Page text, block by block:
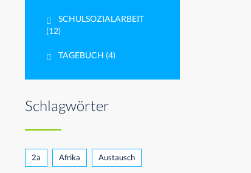
SCHULSOZIALARBEIT
(12)
TAGEBUCH (4)
Schlagwörter
2a Afrika Austausch